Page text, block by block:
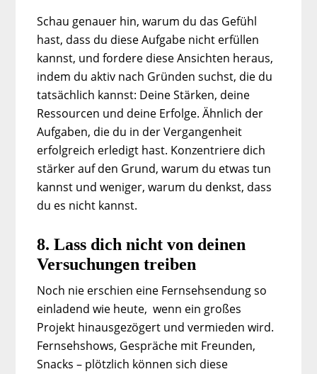
Schau genauer hin, warum du das Gefühl
hast, dass du diese Aufgabe nicht erfüllen
kannst, und fordere diese Ansichten heraus,
indem du aktiv nach Gründen suchst, die du
tatsächlich kannst: Deine Stärken, deine
Ressourcen und deine Erfolge. Ähnlich der
Aufgaben, die du in der Vergangenheit
erfolgreich erledigt hast. Konzentriere dich
stärker auf den Grund, warum du etwas tun
kannst und weniger, warum du denkst, dass
du es nicht kannst.
8. Lass dich nicht von deinen
Versuchungen treiben
Noch nie erschien eine Fernsehsendung so
einladend wie heute, wenn ein großes
Projekt hinausgezögert und vermieden wird.
Fernsehshows, Gespräche mit Freunden,
Snacks – plötzlich können sich diese